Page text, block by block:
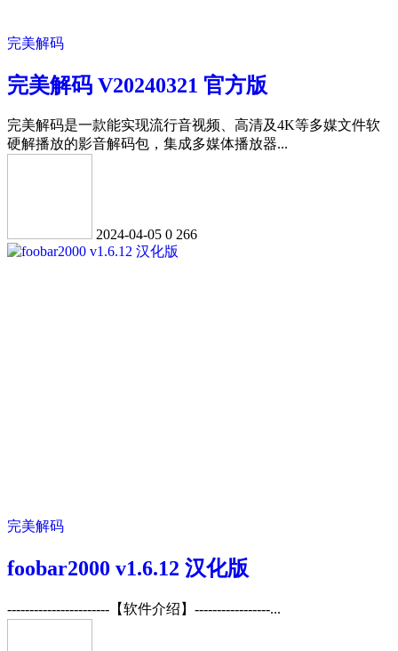
完美解码
完美解码 V20240321 官方版
完美解码是一款能实现流行音视频、高清及4K等多媒文件软
硬解播放的影音解码包，集成多媒体播放器...
2024-04-05 0 266
完美解码
foobar2000 v1.6.12 汉化版
-----------------------【软件介绍】-----------------...